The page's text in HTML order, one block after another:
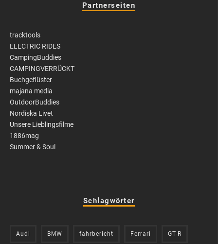
Partnerseiten
tracktools
ELECTRIC RIDES
CampingBuddies
CAMPINGVERRÜCKT
Buchgeflüster
majana media
OutdoorBuddies
Nordiska Livet
Unsere Lieblingsfilme
1886mag
Summer & Soul
Schlagwörter
Audi BMW fahrbericht Ferrari GT-R